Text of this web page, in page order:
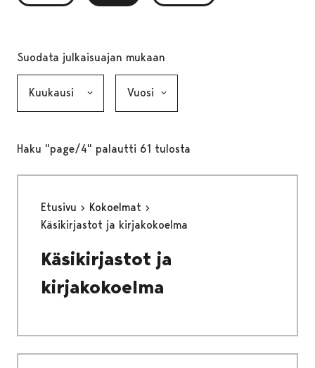
Suodata julkaisuajan mukaan
Haku "page/4" palautti 61 tulosta
Etusivu
Kokoelmat
Käsikirjastot ja kirjakokoelma
Käsikirjastot ja
kirjakokoelma